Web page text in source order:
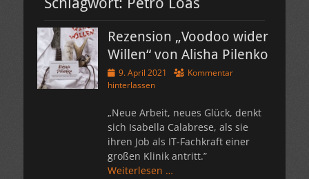
Rezension „Voodoo wider
Willen“ von Alisha Pilenko
Veröffentlicht
am
9. April 2021
Kommentar
hinterlassen
„Neue Arbeit, neues Glück, denkt
sich Isabella Calabrese, als sie
ihren Job als IT-Fachkraft einer
großen Klinik antritt.”
Weiterlesen …